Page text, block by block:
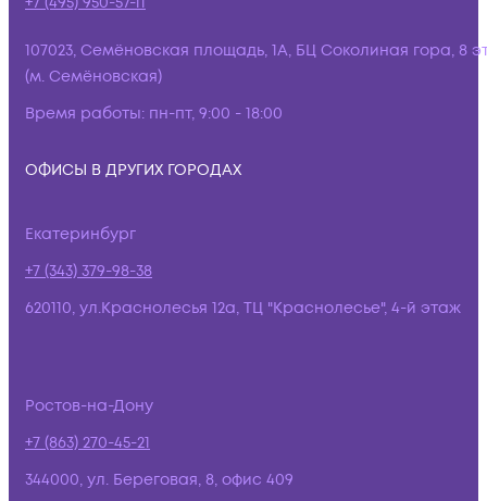
107023, Семёновская площадь, 1А, БЦ Соколиная гора, 8
(м. Семёновская)
Время работы: пн-пт, 9:00 - 18:00
ОФИСЫ В ДРУГИХ ГОРОДАХ
Екатеринбург
+7 (343) 379-98-38
620110, ул.Краснолесья 12а, ТЦ "Краснолесье", 4-й этаж
Ростов-на-Дону
+7 (863) 270-45-21
344000, ул. Береговая, 8, офис 409